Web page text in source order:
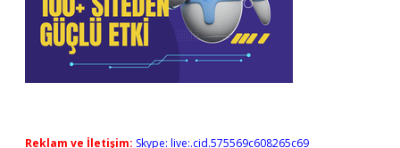
Reklam ve İletişim: Skype: live:.cid.575569c608265c69